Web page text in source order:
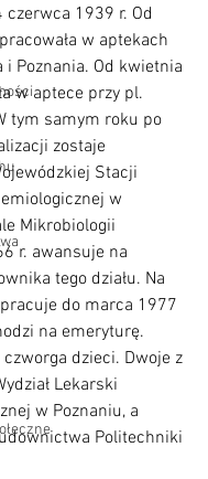
czerwca 1939 r. Od
w aptekach
i Poznania. Od kwietnia
w aptece przy pl.
tym samym roku po
zostaje
Stacji
w
Mikrobiologii
r. awansuje na
tego działu. Na
do marca 1977
na emeryturę.
dzieci. Dwoje z
Lekarski
w Poznaniu, a
Politechniki